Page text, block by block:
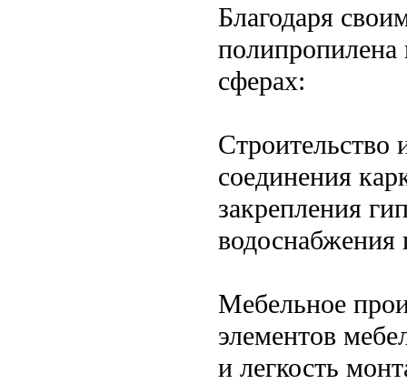
Благодаря
сферах:
Строительство
соединения
закрепления
водоснабжения
Мебельное
элементов
и легкость